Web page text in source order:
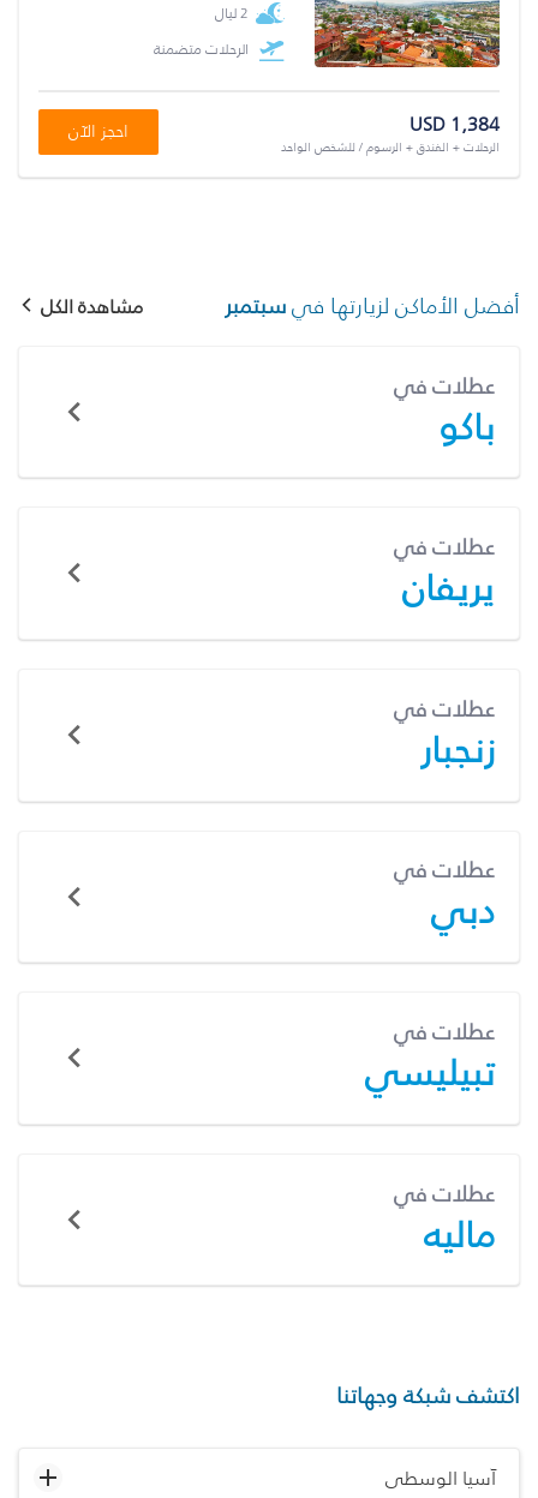
2 ليال
الرحلات متضمنة
USD 1,384
الرحلات + الفندق + الرسوم / للشخص الواحد
احجز الآن
أفضل الأماكن لزيارتها فيسبتمبر مشاهدة الكل
عطلات في
باكو
عطلات في
يريفان
عطلات في
زنجبار
عطلات في
دبي
عطلات في
تبيليسي
عطلات في
ماليه
اكتشف شبكة وجهاتنا
آسيا الوسطى